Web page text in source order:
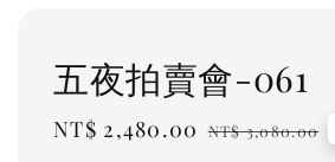
五夜拍賣會-061
Sale
NT$ 2,480.00 Regular
NT$ 3,080.00